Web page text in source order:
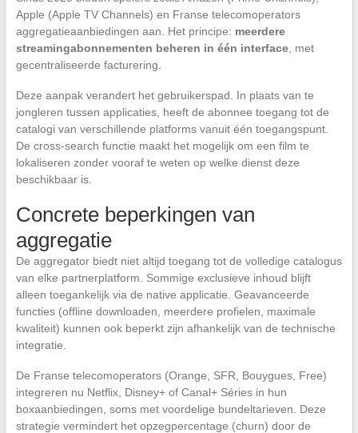
Apple (Apple TV Channels) en Franse telecomoperators
aggregatieaanbiedingen aan. Het principe: meerdere
streamingabonnementen beheren in één interface, met
gecentraliseerde facturering.
Deze aanpak verandert het gebruikerspad. In plaats van te
jongleren tussen applicaties, heeft de abonnee toegang tot de
catalogi van verschillende platforms vanuit één toegangspunt.
De cross-search functie maakt het mogelijk om een film te
lokaliseren zonder vooraf te weten op welke dienst deze
beschikbaar is.
Concrete beperkingen van
aggregatie
De aggregator biedt niet altijd toegang tot de volledige catalogus
van elke partnerplatform. Sommige exclusieve inhoud blijft
alleen toegankelijk via de native applicatie. Geavanceerde
functies (offline downloaden, meerdere profielen, maximale
kwaliteit) kunnen ook beperkt zijn afhankelijk van de technische
integratie.
De Franse telecomoperators (Orange, SFR, Bouygues, Free)
integreren nu Netflix, Disney+ of Canal+ Séries in hun
boxaanbiedingen, soms met voordelige bundeltarieven. Deze
strategie vermindert het opzegpercentage (churn) door de